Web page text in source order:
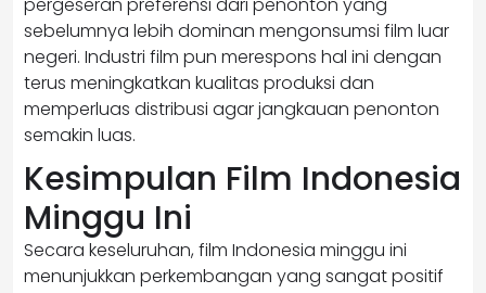
sebelumnya lebih dominan mengonsumsi film luar
negeri. Industri film pun merespons hal ini dengan
terus meningkatkan kualitas produksi dan
memperluas distribusi agar jangkauan penonton
semakin luas.
Kesimpulan Film Indonesia
Minggu Ini
Secara keseluruhan, film Indonesia minggu ini
menunjukkan perkembangan yang sangat positif